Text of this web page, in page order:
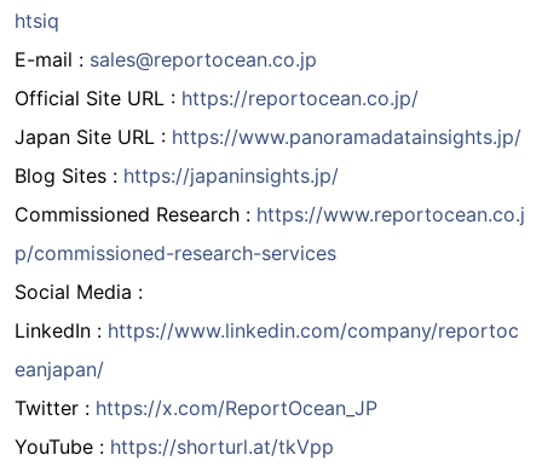
htsiq
E-mail : sales@reportocean.co.jp
Official Site URL : https://reportocean.co.jp/
Japan Site URL : https://www.panoramadatainsights.jp/
Blog Sites : https://japaninsights.jp/
Commissioned Research : https://www.reportocean.co.j
p/commissioned-research-services
Social Media :
LinkedIn : https://www.linkedin.com/company/reportoc
eanjapan/
Twitter : https://x.com/ReportOcean_JP
YouTube : https://shorturl.at/tkVpp